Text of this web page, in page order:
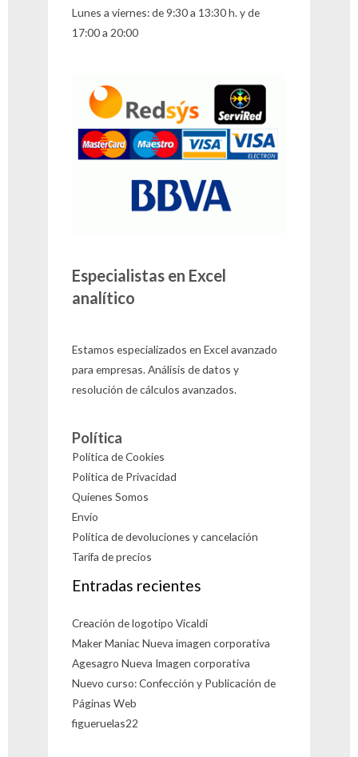
Lunes a viernes: de 9:30 a 13:30 h. y de
17:00 a 20:00
Especialistas en Excel
analítico
Estamos especializados en Excel avanzado
para empresas. Análisis de datos y
resolución de cálculos avanzados.
Política
Política de Cookies
Política de Privacidad
Quienes Somos
Envío
Política de devoluciones y cancelación
Tarifa de precios
Entradas recientes
Creación de logotipo Vicaldi
Maker Maniac Nueva imagen corporativa
Agesagro Nueva Imagen corporativa
Nuevo curso: Confección y Publicación de
Páginas Web
figueruelas22